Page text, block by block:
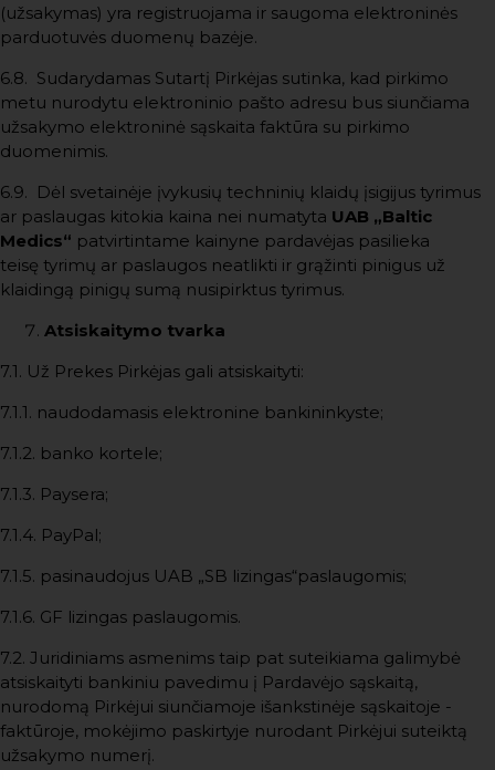
(užsakymas) yra registruojama ir saugoma elektroninės
parduotuvės duomenų bazėje.
6.8. Sudarydamas Sutartį Pirkėjas sutinka, kad pirkimo
metu nurodytu elektroninio pašto adresu bus siunčiama
užsakymo elektroninė sąskaita faktūra su pirkimo
duomenimis.
6.9. Dėl svetainėje įvykusių techninių klaidų įsigijus tyrimus
ar paslaugas kitokia kaina nei numatyta UAB „Baltic
Medics“ patvirtintame kainyne pardavėjas pasilieka
teisę tyrimų ar paslaugos neatlikti ir grąžinti pinigus už
klaidingą pinigų sumą nusipirktus tyrimus.
Atsiskaitymo tvarka
7.1. Už Prekes Pirkėjas gali atsiskaityti:
7.1.1. naudodamasis elektronine bankininkyste;
7.1.2. banko kortele;
7.1.3. Paysera;
7.1.4. PayPal;
7.1.5. pasinaudojus UAB „SB lizingas“paslaugomis;
7.1.6. GF lizingas paslaugomis.
7.2. Juridiniams asmenims taip pat suteikiama galimybė
atsiskaityti bankiniu pavedimu į Pardavėjo sąskaitą,
nurodomą Pirkėjui siunčiamoje išankstinėje sąskaitoje -
faktūroje, mokėjimo paskirtyje nurodant Pirkėjui suteiktą
užsakymo numerį.